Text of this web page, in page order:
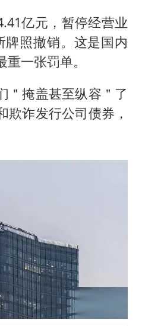
亿元，暂停经营业
照撤销。这是国内
一张罚单。
＂掩盖甚至纵容＂了
欺诈发行公司债券，